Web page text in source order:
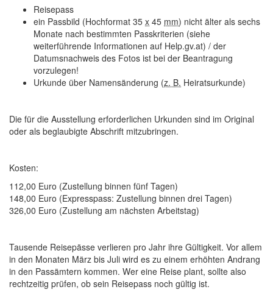
Reisepass
ein Passbild (Hochformat 35 x 45 mm) nicht älter als sechs
Monate nach bestimmten Passkriterien (siehe
weiterführende Informationen auf Help.gv.at) / der
Datumsnachweis des Fotos ist bei der Beantragung
vorzulegen!
Urkunde über Namensänderung (z. B. Heiratsurkunde)
Die für die Ausstellung erforderlichen Urkunden sind im Original
oder als beglaubigte Abschrift mitzubringen.
Kosten:
112,00 Euro (Zustellung binnen fünf Tagen)
148,00 Euro (Expresspass: Zustellung binnen drei Tagen)
326,00 Euro (Zustellung am nächsten Arbeitstag)
Tausende Reisepässe verlieren pro Jahr ihre Gültigkeit. Vor allem
in den Monaten März bis Juli wird es zu einem erhöhten Andrang
in den Passämtern kommen. Wer eine Reise plant, sollte also
rechtzeitig prüfen, ob sein Reisepass noch gültig ist.